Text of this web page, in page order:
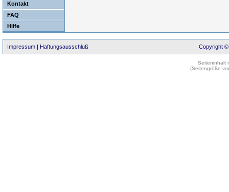
Kontakt
FAQ
Hilfe
Impressum | Haftungsausschluß Copyright ©
Seiteninhalt
(Seitengröße